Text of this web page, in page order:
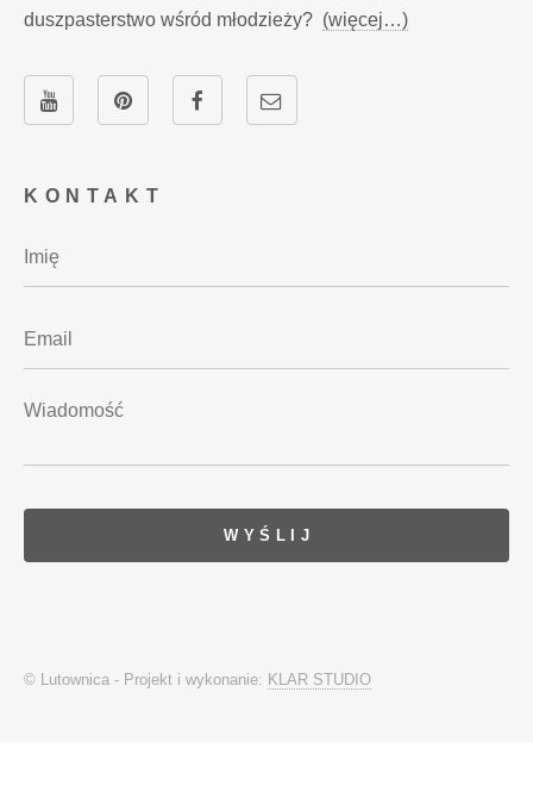
KONTAKT
duszpasterstwo wśród młodzieży? (więcej…)
© Lutownica - Projekt i wykonanie: KLAR STUDIO